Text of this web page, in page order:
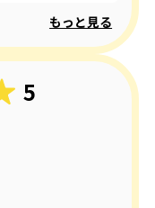
せて初めて、重
くよく調べたら
ということが判
付金を合わせ
ただけること
来ていただい
話で問い合わせ
良かったです。
らにお願いしよ
した。
もっと見る
5